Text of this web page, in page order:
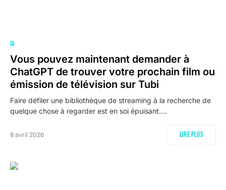
IA
Vous pouvez maintenant demander à
ChatGPT de trouver votre prochain film ou
émission de télévision sur Tubi
Faire défiler une bibliothèque de streaming à la recherche de
quelque chose à regarder est en soi épuisant.…
8 avril 2026 Lire plus